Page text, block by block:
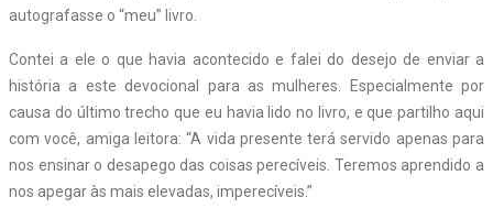
autografasse o “meu” livro.
Contei a ele o que havia acontecido e falei do desejo de enviar a
história a este devocional para as mulheres. Especialmente por
causa do último trecho que eu havia lido no livro, e que partilho aqui
com você, amiga leitora: “A vida presente terá servido apenas para
nos ensinar o desapego das coisas perecíveis. Teremos aprendido a
nos apegar às mais elevadas, imperecíveis.”